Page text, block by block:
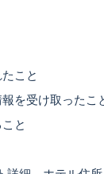
こと
を受け取ったこ
と